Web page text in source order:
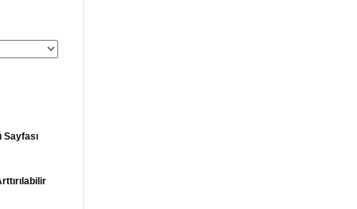
Sayfası